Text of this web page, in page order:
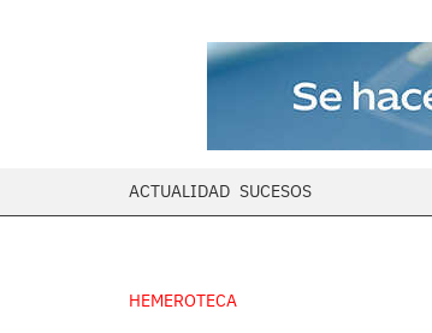
ACTUALIDAD SUCESOS
HEMEROTECA